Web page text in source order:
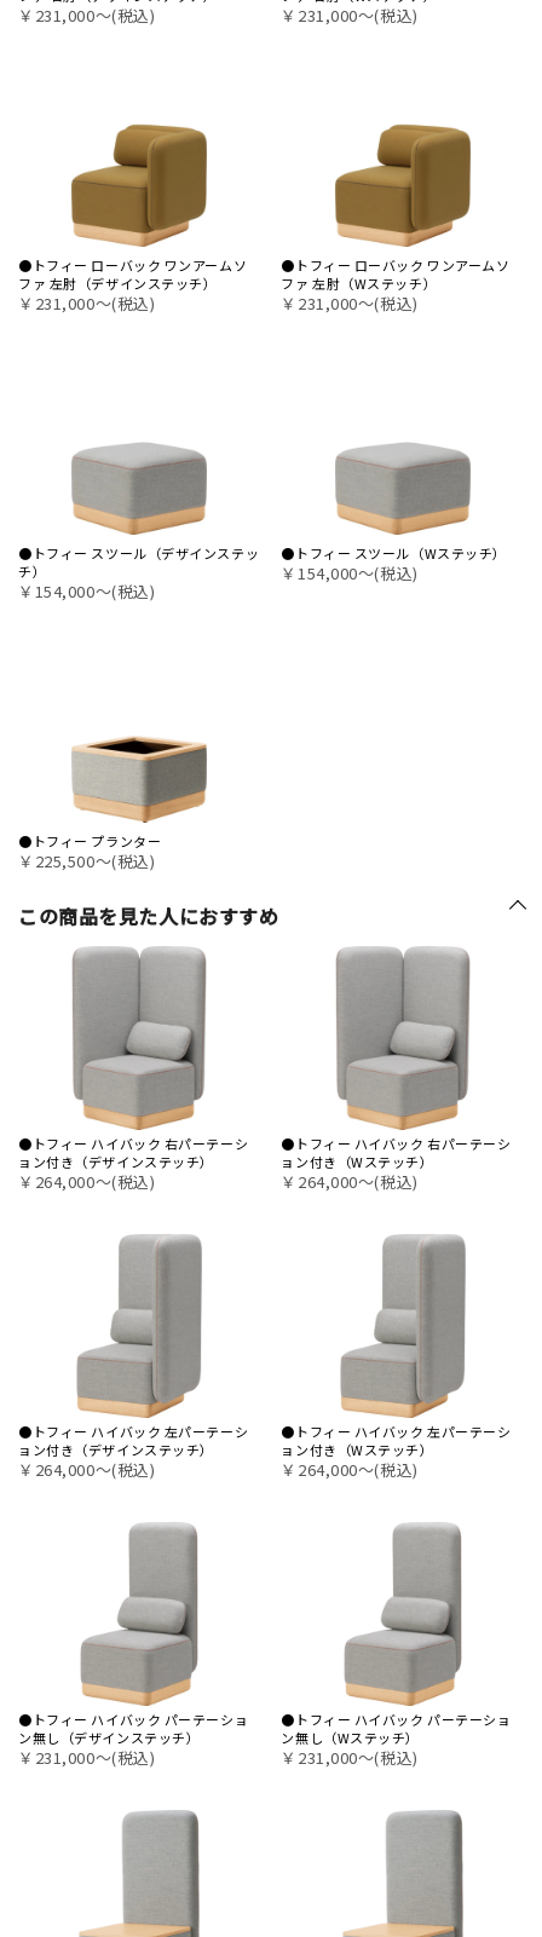
￥231,000〜(税込) ￥231,000〜(税込)
●トフィー ローバック ワンアームソ
ファ 左肘（デザインステッチ）
￥231,000〜(税込)
●トフィー ローバック ワンアームソ
ファ 左肘（Wステッチ）
￥231,000〜(税込)
●トフィー スツール（デザインステッ
チ）
￥154,000〜(税込)
●トフィー スツール（Wステッチ）
￥154,000〜(税込)
●トフィー プランター
￥225,500〜(税込)
この商品を見た人におすすめ
●トフィー ハイバック 右パーテーシ
ョン付き（デザインステッチ）
￥264,000〜(税込)
●トフィー ハイバック 右パーテーシ
ョン付き（Wステッチ）
￥264,000〜(税込)
●トフィー ハイバック 左パーテーシ
ョン付き（デザインステッチ）
￥264,000〜(税込)
●トフィー ハイバック 左パーテーシ
ョン付き（Wステッチ）
￥264,000〜(税込)
●トフィー ハイバック パーテーショ
ン無し（デザインステッチ）
￥231,000〜(税込)
●トフィー ハイバック パーテーショ
ン無し（Wステッチ）
￥231,000〜(税込)